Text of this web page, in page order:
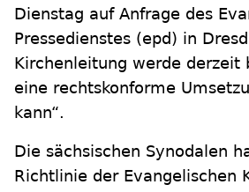
Dienstag auf Anfrage des
Pressedienstes (epd) in
Kirchenleitung werde derzeit
eine rechtskonforme
kann“.
Die sächsischen Synodalen
Richtlinie der Evangelischen